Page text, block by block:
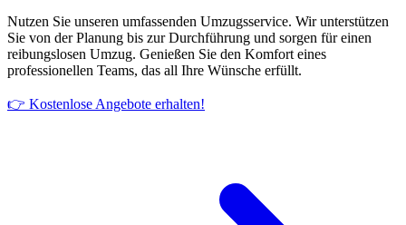
Nutzen Sie unseren umfassenden Umzugsservice. Wir unterstützen
Sie von der Planung bis zur Durchführung und sorgen für einen
reibungslosen Umzug. Genießen Sie den Komfort eines
professionellen Teams, das all Ihre Wünsche erfüllt.
👉 Kostenlose Angebote erhalten!